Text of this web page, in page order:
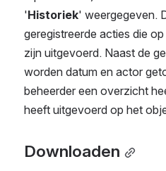
'Historiek' weergegeven.
geregistreerde acties die
zijn uitgevoerd. Naast de
worden datum en actor
beheerder een overzicht
heeft uitgevoerd op het
Downloaden